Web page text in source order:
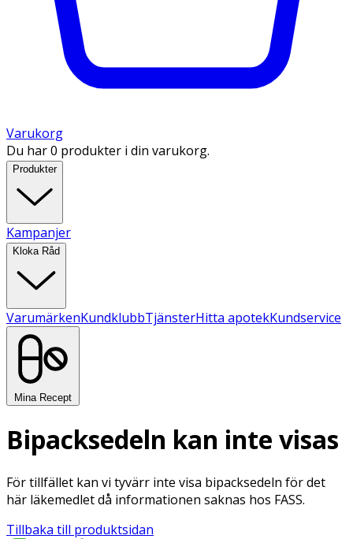
Varukorg
Du har 0 produkter i din varukorg.
Produkter
Kampanjer
Kloka Råd
VarumärkenKundklubbTjänsterHitta apotekKundservice
Mina Recept
Bipacksedeln kan inte visas
För tillfället kan vi tyvärr inte visa bipacksedeln för det
här läkemedlet då informationen saknas hos FASS.
Tillbaka till produktsidan